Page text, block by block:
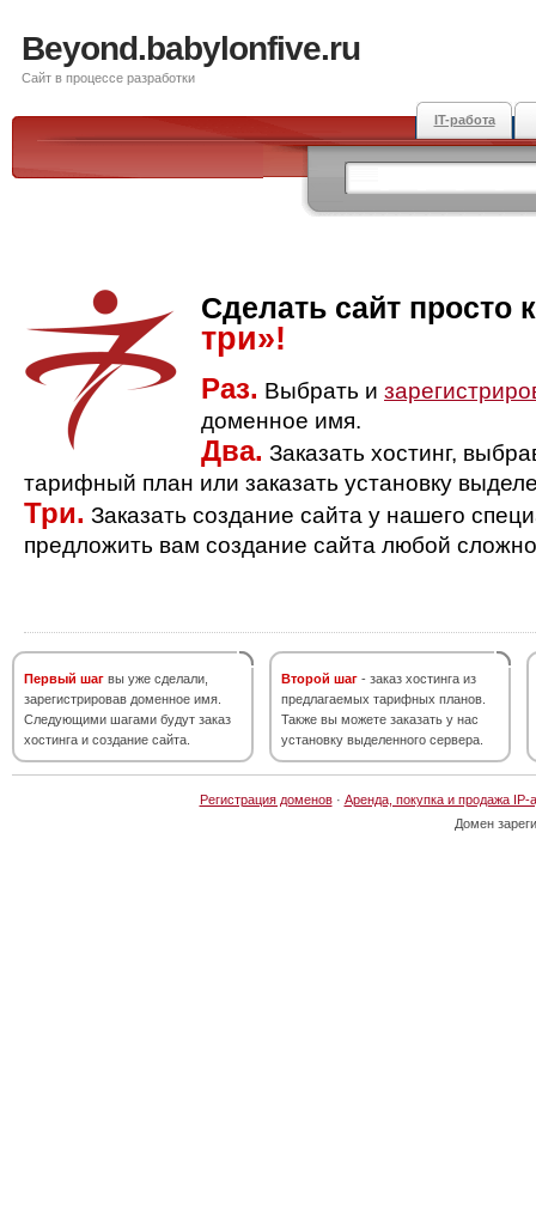
Beyond.babylonfive.ru
Сайт в процессе разработки
IT-работа
Сделать сайт просто
три»!
Раз. Выбрать и
доменное имя.
Два. Заказать хостинг,
тарифный план или заказать установку
Три. Заказать создание сайта у нашего
предложить вам создание сайта любой
Первый шаг вы уже сделали,
зарегистрировав доменное имя.
Следующими шагами будут заказ
хостинга и создание сайта.
Второй шаг - заказ хостинга из
предлагаемых тарифных планов.
Также вы можете заказать у нас
установку выделенного сервера.
Регистрация доменов· Аренда, покупка и продажа IP-
Домен